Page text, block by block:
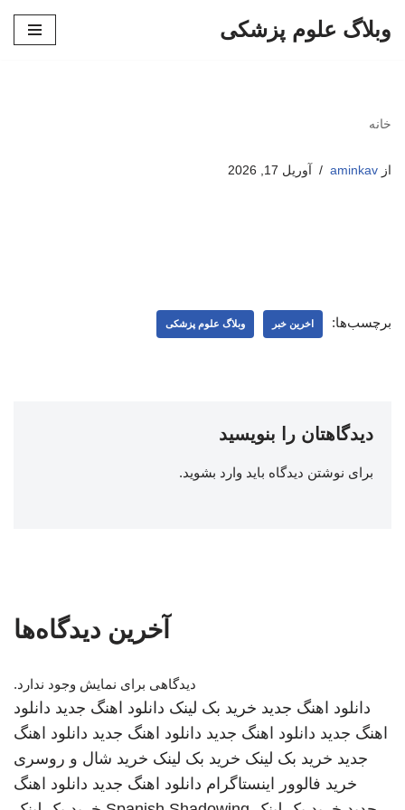
وبلاگ علوم پزشکی
خانه
از aminkav آوریل 17, 2026
برچسب‌ها: اخرین خبر وبلاگ علوم پزشکی
دیدگاهتان را بنویسید
برای نوشتن دیدگاه باید وارد بشوید.
آخرین دیدگاه‌ها
دیدگاهی برای نمایش وجود ندارد.
دانلود اهنگ جدید خرید بک لینک دانلود اهنگ جدید دانلود
اهنگ جدید دانلود اهنگ جدید دانلود اهنگ جدید دانلود اهنگ
جدید خرید بک لینک خرید بک لینک خرید شال و روسری
خرید فالوور اینستاگرام دانلود اهنگ جدید دانلود اهنگ